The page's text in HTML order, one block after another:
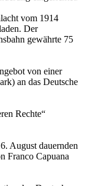
vom 1914
Der
gewährte 75
von einer
an das Deutsche
Rechte“
August dauernden
Franco Capuana